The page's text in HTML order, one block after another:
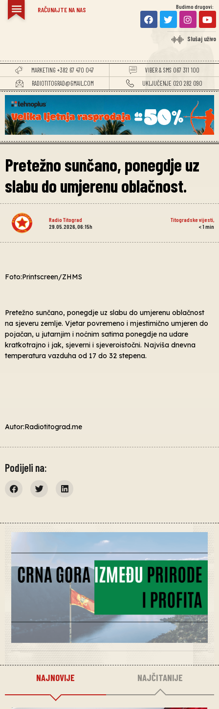
RAČUNAJTE NA NAS Budimo drugovi:
Slušaj uživo
MARKETING +382 67 470 047
VIBER & SMS 067 311 100
RADIOTITOGRAD@GMAIL.COM
UKLJUČENJE 020 282 090
Pretežno sunčano, ponegdje uz
slabu do umjerenu oblačnost.
Radio Titograd Titogradske vijesti
29.05.2026, 06:15h
< 1 min
Foto:Printscreen/ZHMS
Pretežno sunčano, ponegdje uz slabu do umjerenu oblačnost
na sjeveru zemlje. Vjetar povremeno i mjestimično umjeren do
pojačan, u jutarnjim i noćnim satima ponegdje na udare
kratkotrajno i jak, sjeverni i sjeveroistočni. Najviša dnevna
temperatura vazduha od 17 do 32 stepena.
Autor:Radiotitograd.me
Podijeli na:
NAJNOVIJE NAJČITANIJE